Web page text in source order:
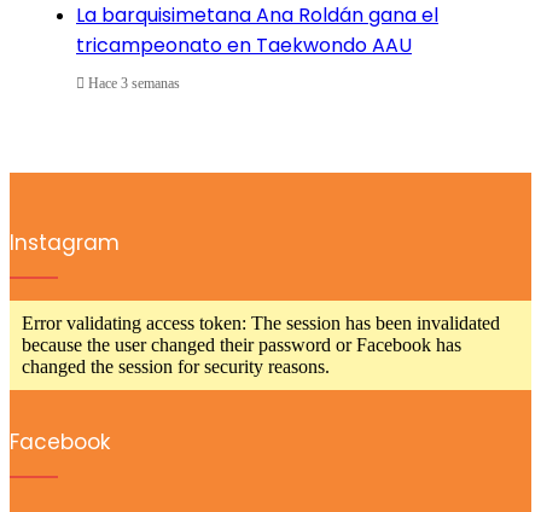
La barquisimetana Ana Roldán gana el
tricampeonato en Taekwondo AAU
Hace 3 semanas
Instagram
Error validating access token: The session has been invalidated
because the user changed their password or Facebook has
changed the session for security reasons.
Facebook